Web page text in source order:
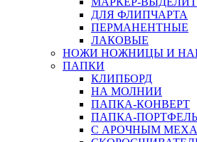
ДЛЯ ФЛИПЧАРТА
ПЕРМАНЕНТНЫЕ
ЛАКОВЫЕ
НОЖИ НОЖНИЦЫ И
ПАПКИ
КЛИПБОРД
НА МОЛНИИ
ПАПКА-КОНВЕРТ
ПАПКА-ПОРТФЕЛЬ
С АРОЧНЫМ